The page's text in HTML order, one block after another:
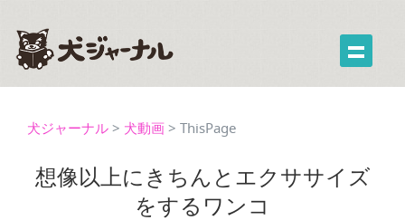
犬ジャーナル > 犬動画 > ThisPage
想像以上にきちんとエクササイズ
をするワンコ